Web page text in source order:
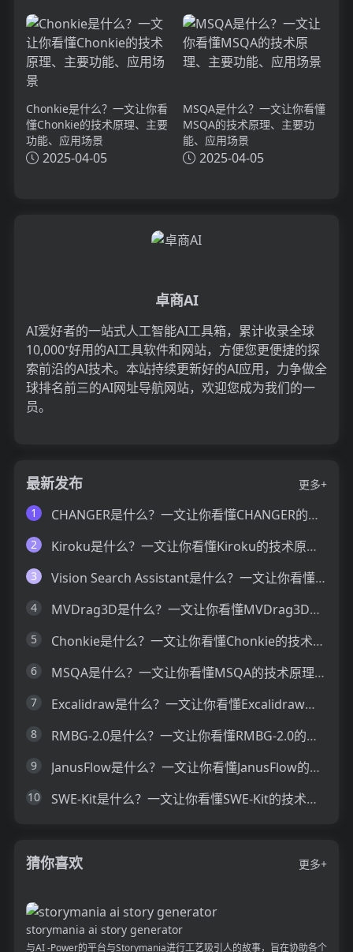
Chonkie是什么？一文让你看
懂Chonkie的技术原理、主要
功能、应用场景
2025-04-05
MSQA是什么？一文让你看懂
MSQA的技术原理、主要功
能、应用场景
2025-04-05
卓商AI
AI爱好者的一站式人工智能AI工具箱，累计收录全球
10,000⁺好用的AI工具软件和网站，方便您更便捷的探
索前沿的AI技术。本站持续更新好的AI应用，力争做全
球排名前三的AI网址导航网站，欢迎您成为我们的一
员。
最新发布
更多+
1
CHANGER是什么？一文让你看懂CHANGER的技术原理、主要功能、应用场景
2 Kiroku是什么？一文让你看懂Kiroku的技术原理、主要功能、应用场景
3 Vision Search Assistant是什么？一文让你看懂Vision Search Assistant的技术原理、主要功能、应用场景
4 MVDrag3D是什么？一文让你看懂MVDrag3D的技术原理、主要功能、应用场景
5 Chonkie是什么？一文让你看懂Chonkie的技术原理、主要功能、应用场景
6 MSQA是什么？一文让你看懂MSQA的技术原理、主要功能、应用场景
7 Excalidraw是什么？一文让你看懂Excalidraw的技术原理、主要功能、应用场景
8 RMBG-2.0是什么？一文让你看懂RMBG-2.0的技术原理、主要功能、应用场景
9 JanusFlow是什么？一文让你看懂JanusFlow的技术原理、主要功能、应用场景
10 SWE-Kit是什么？一文让你看懂SWE-Kit的技术原理、主要功能、应用场景
猜你喜欢 更多+
storymania ai story generator
与AI -Power的平台与Storymania进行工艺吸引人的故事，旨在协助各个